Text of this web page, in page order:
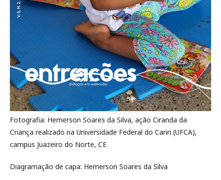
Fotografia: Hemerson Soares da Silva, ação Ciranda da
Criança realizado na Universidade Federal do Cariri (UFCA),
campus Juazeiro do Norte, CE
Diagramação de capa: Hemerson Soares da Silva